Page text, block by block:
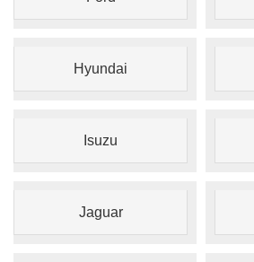
Hyundai
Isuzu
Jaguar